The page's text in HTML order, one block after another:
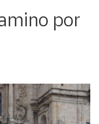
por